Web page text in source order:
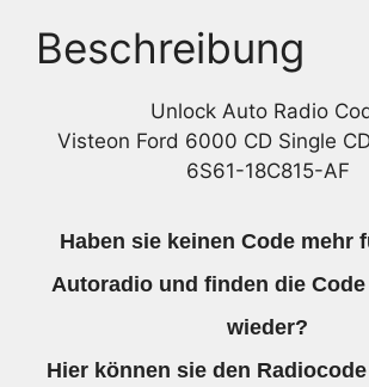
Beschreibung
Unlock Auto Radio
Visteon Ford 6000 CD Single
6S61-18C815-AF
Haben sie keinen Code mehr
Autoradio und finden die
wieder?
Hier können sie den